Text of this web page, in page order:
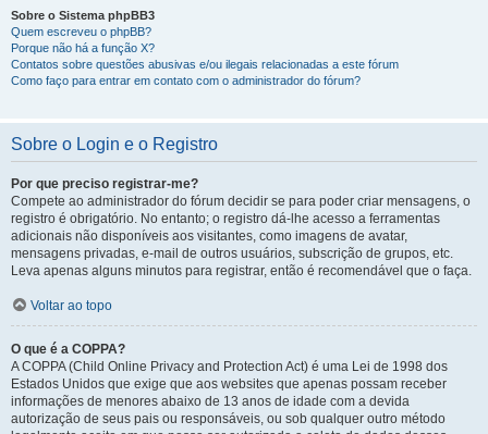
Sobre o Sistema phpBB3
Quem escreveu o phpBB?
Porque não há a função X?
Contatos sobre questões abusivas e/ou ilegais relacionadas a este fórum
Como faço para entrar em contato com o administrador do fórum?
Sobre o Login e o Registro
Por que preciso registrar-me?
Compete ao administrador do fórum decidir se para poder criar mensagens, o
registro é obrigatório. No entanto; o registro dá-lhe acesso a ferramentas
adicionais não disponíveis aos visitantes, como imagens de avatar,
mensagens privadas, e-mail de outros usuários, subscrição de grupos, etc.
Leva apenas alguns minutos para registrar, então é recomendável que o faça.
Voltar ao topo
O que é a COPPA?
A COPPA (Child Online Privacy and Protection Act) é uma Lei de 1998 dos
Estados Unidos que exige que aos websites que apenas possam receber
informações de menores abaixo de 13 anos de idade com a devida
autorização de seus pais ou responsáveis, ou sob qualquer outro método